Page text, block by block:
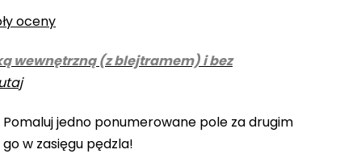
oceny
wewnętrzną (z blejtramem) i bez
jedno ponumerowane pole za drugim
w zasięgu pędzla!